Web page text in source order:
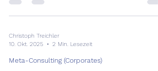
stark gewandelt. Unternehmen erwarten heute
mehr als Strategiepapiere und Konzepte: Sie
Resultate liefern und Wandel begleiten.
Christoph Treichler
10. Okt. 2025
2 Min. Lesezeit
Meta-Consulting (Corporates)